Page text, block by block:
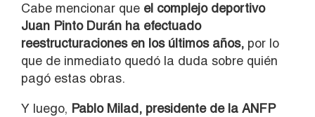
Cabe mencionar que el complejo deportivo
Juan Pinto Durán ha efectuado
reestructuraciones en los últimos años, por lo
que de inmediato quedó la duda sobre quién
pagó estas obras.
Y luego, Pablo Milad, presidente de la ANFP